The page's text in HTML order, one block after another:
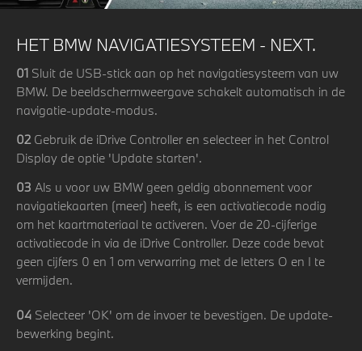
HET BMW NAVIGATIESYSTEEM - NEXT.
01 Sluit de USB-stick aan op het navigatiesysteem van uw
BMW. De beeldschermweergave schakelt automatisch in de
navigatie-update-modus.
02 Gebruik de iDrive Controller en selecteer in het Control
Display de optie 'Update starten'.
03 Als u voor uw BMW geen geldig abonnement voor
navigatiekaarten (meer) heeft, is een activatiecode nodig
om het kaartmateriaal te activeren. Voer de 20-cijferige
activatiecode in via de iDrive Controller. Deze code bevat
geen cijfers 0 en 1 om verwarring met de letters O en I te
vermijden.
04 Selecteer 'OK' om de invoer te bevestigen. De update-
bewerking begint.